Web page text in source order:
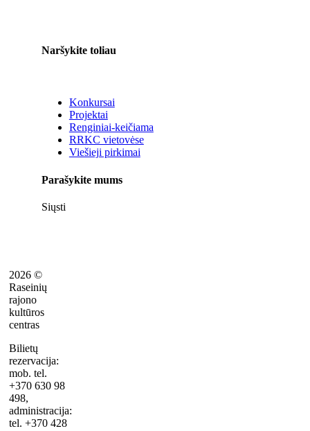
Naršykite toliau
Konkursai
Projektai
Renginiai-keičiama
RRKC vietovėse
Viešieji pirkimai
Parašykite mums
Siųsti
2026 ©
Raseinių
rajono
kultūros
centras
Bilietų
rezervacija:
mob. tel.
+370 630 98
498,
administracija:
tel. +370 428